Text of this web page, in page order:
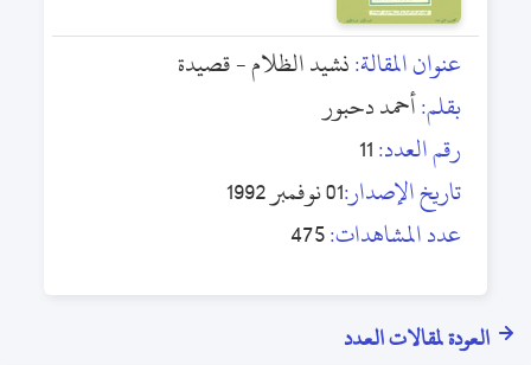
عنوان المقالة:نشيد الظلام - قصيدة
بقلم:أحمد دحبور
رقم العدد:11
تاريخ الإصدار:01 نوفمبر 1992
عدد المشاهدات:475
العودة لمقالات العدد